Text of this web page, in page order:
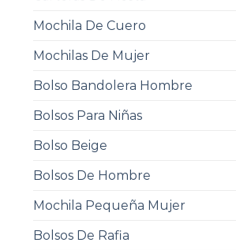
Mochila De Cuero
Mochilas De Mujer
Bolso Bandolera Hombre
Bolsos Para Niñas
Bolso Beige
Bolsos De Hombre
Mochila Pequeña Mujer
Bolsos De Rafia